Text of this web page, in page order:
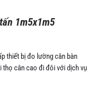
1m5x1m5
hiện
thiết bị đo lường cân bàn
thọ cân cao đi đôi với dịch vụ